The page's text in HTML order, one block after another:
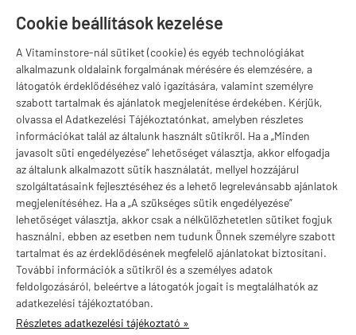
Cookie beállítások kezelése
A Vitaminstore-nál sütiket (cookie) és egyéb technológiákat
alkalmazunk oldalaink forgalmának mérésére és elemzésére, a
látogatók érdeklődéséhez való igazítására, valamint személyre
szabott tartalmak és ajánlatok megjelenítése érdekében. Kérjük,
olvassa el Adatkezelési Tájékoztatónkat, amelyben részletes
információkat talál az általunk használt sütikről. Ha a „Minden
javasolt süti engedélyezése” lehetőséget választja, akkor elfogadja
az általunk alkalmazott sütik használatát, mellyel hozzájárul
szolgáltatásaink fejlesztéséhez és a lehető legrelevánsabb ajánlatok
megjelenítéséhez. Ha a „A szükséges sütik engedélyezése”
lehetőséget választja, akkor csak a nélkülözhetetlen sütiket fogjuk
használni, ebben az esetben nem tudunk Önnek személyre szabott
tartalmat és az érdeklődésének megfelelő ajánlatokat biztosítani.
További információk a sütikről és a személyes adatok
feldolgozásáról, beleértve a látogatók jogait is megtalálhatók az
adatkezelési tájékoztatóban.
Részletes adatkezelési tájékoztató »
Szugló u. 83-85.
Márkák
Valuta választás
vitaminstore.hu -Vitaminstore / Gymstore Hungary